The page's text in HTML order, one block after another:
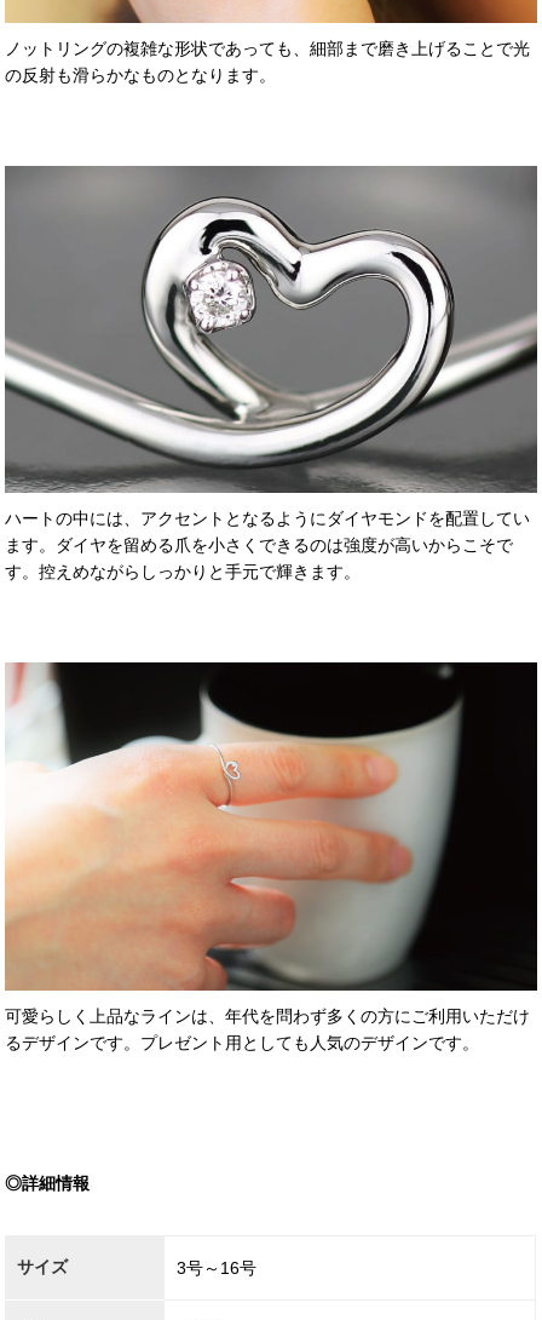
ノットリングの複雑な形状であっても、細部まで磨き上げることで光
の反射も滑らかなものとなります。
ハートの中には、アクセントとなるようにダイヤモンドを配置してい
ます。ダイヤを留める爪を小さくできるのは強度が高いからこそで
す。控えめながらしっかりと手元で輝きます。
可愛らしく上品なラインは、年代を問わず多くの方にご利用いただけ
るデザインです。プレゼント用としても人気のデザインです。
◎詳細情報
サイズ 3号～16号